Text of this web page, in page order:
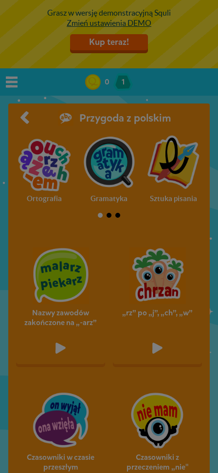
Grasz w wersję demonstracyjną Squli
Zmień ustawienia DEMO
Kup teraz!
0 1
Przygoda z polskim
Ortografia Gramatyka Sztuka pisania
Nazwy zawodów
zakończone na „-arz”
„rz” po „j”, „ch”, „w”
Czasowniki w czasie
przeszłym
Czasowniki z
przeczeniem „nie"